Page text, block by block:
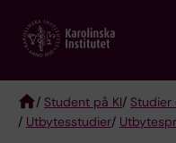
main
Breadcrumb
/ Student på KI/ Studier
/ Utbytesstudier/